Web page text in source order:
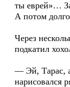
ты еврей»…
А потом
Через
подкатил
— Эй, Тарас,
нарисовался